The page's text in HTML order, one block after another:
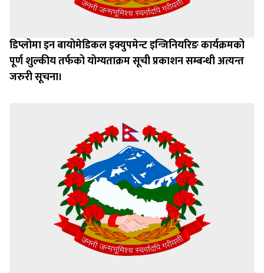
डिप्लोमा इन बायोमेडिकल इक्युपमेन्ट इन्जिनियरिङ कार्यक्रमको
पूर्ण शुल्कीय तर्फको योग्यताक्रम सूची प्रकाशन सम्बन्धी अत्यन्त
जरुरी सूचना।